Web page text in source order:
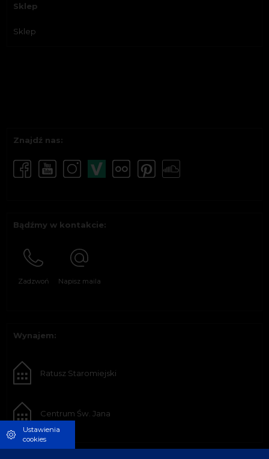
Sklep
Sklep
Znajdź nas:
Bądźmy w kontakcie:
Zadzwoń Napisz maila
Wynajem:
Ratusz Staromiejski
Centrum Św. Jana
Ustawienia
cookies